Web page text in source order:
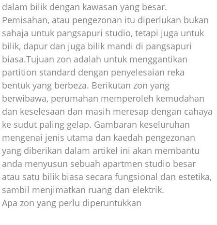
dalam bilik dengan kawasan yang besar.
Pemisahan, atau pengezonan itu diperlukan bukan
sahaja untuk pangsapuri studio, tetapi juga untuk
bilik, dapur dan juga bilik mandi di pangsapuri
biasa.Tujuan zon adalah untuk menggantikan
partition standard dengan penyelesaian reka
bentuk yang berbeza. Berikutan zon yang
berwibawa, perumahan memperoleh kemudahan
dan keselesaan dan masih meresap dengan cahaya
ke sudut paling gelap. Gambaran keseluruhan
mengenai jenis utama dan kaedah pengezonan
yang diberikan dalam artikel ini akan membantu
anda menyusun sebuah apartmen studio besar
atau satu bilik biasa secara fungsional dan estetika,
sambil menjimatkan ruang dan elektrik.
Apa zon yang perlu diperuntukkan